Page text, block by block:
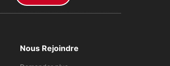
Nous Rejoindre